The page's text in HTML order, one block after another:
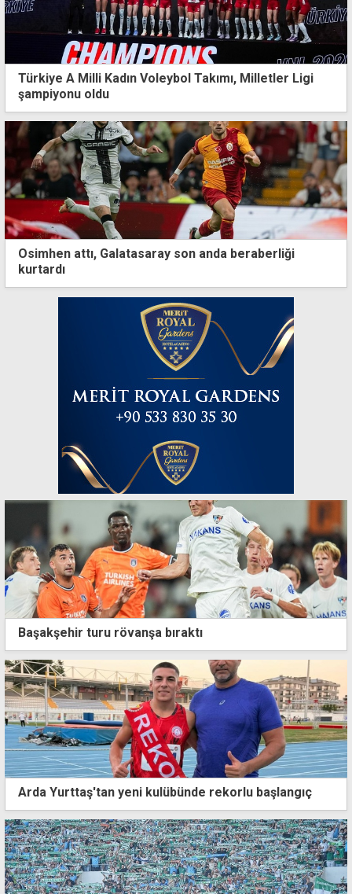
Türkiye A Milli Kadın Voleybol Takımı, Milletler Ligi
şampiyonu oldu
Osimhen attı, Galatasaray son anda beraberliği
kurtardı
Başakşehir turu rövanşa bıraktı
Arda Yurttaş'tan yeni kulübünde rekorlu başlangıç